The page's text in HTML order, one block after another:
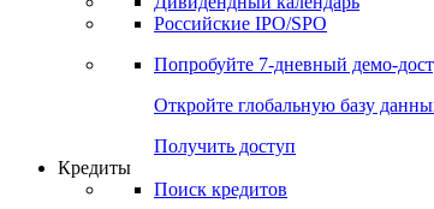
Получить доступ
Акции
Поиск акций
Дивидендный календарь
Российские IPO/SPO
Попробуйте7-дневный
Откройте глобальную базу данных